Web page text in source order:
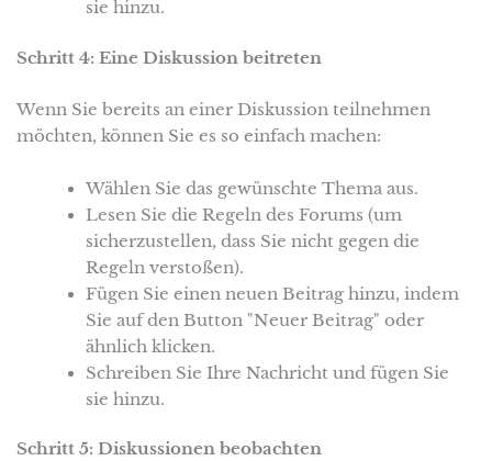
sie hinzu.
Schritt 4: Eine Diskussion beitreten
Wenn Sie bereits an einer Diskussion teilnehmen
möchten, können Sie es so einfach machen:
Wählen Sie das gewünschte Thema aus.
Lesen Sie die Regeln des Forums (um
sicherzustellen, dass Sie nicht gegen die
Regeln verstoßen).
Fügen Sie einen neuen Beitrag hinzu, indem
Sie auf den Button "Neuer Beitrag" oder
ähnlich klicken.
Schreiben Sie Ihre Nachricht und fügen Sie
sie hinzu.
Schritt 5: Diskussionen beobachten